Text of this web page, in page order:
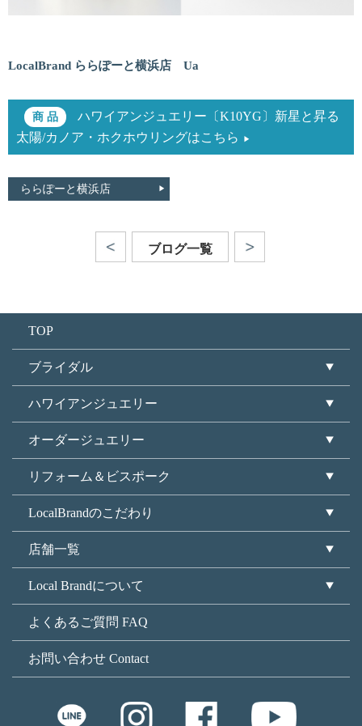
LocalBrand ららぽーと横浜店 Ua
ハワイアンジュエリー〔K10YG〕新星と昇る
太陽/カノア・ホクホウリングはこちら
ららぽーと横浜店
ブログ一覧
TOP
ブライダル
ハワイアンジュエリー
オーダージュエリー
リフォーム＆ビスポーク
LocalBrandのこだわり
店舗一覧
Local Brandについて
よくあるご質問 FAQ
お問い合わせ Contact